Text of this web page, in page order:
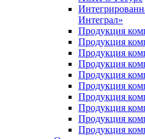
Интеграл»
Продукция
Продукция
Продукция
Продукция
Продукция
Продукция
Продукция
Продукция
Продукция
Продукция